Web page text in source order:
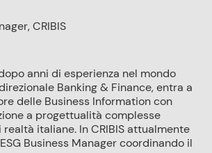
CRIBIS
anni di esperienza nel mondo
Banking & Finance, entra a
delle Business Information con
a progettualità complesse
italiane. In CRIBIS attualmente
Business Manager coordinando il